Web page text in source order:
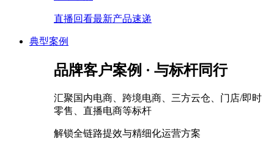
直播回看最新产品速递
典型案例
品牌客户案例 · 与标杆同行
汇聚国内电商、跨境电商、三方云仓、门店/即时
零售、直播电商等标杆
解锁全链路提效与精细化运营方案